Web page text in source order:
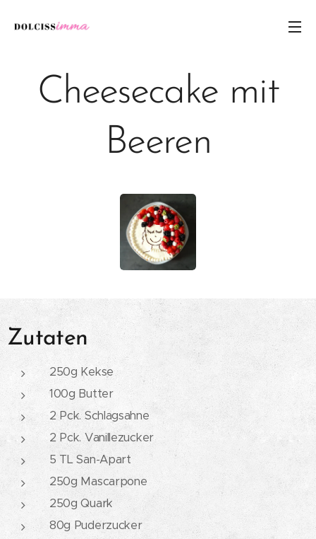
Cheesecake mit
Beeren
Zutaten
250g Kekse
100g Butter
2 Pck. Schlagsahne
2 Pck. Vanillezucker
5 TL San-Apart
250g Mascarpone
250g Quark
80g Puderzucker